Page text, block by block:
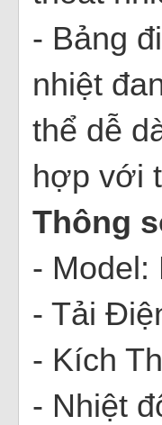
- Bảng
nhiệt
thể dễ
hợp với
Thông
- Model:
- Tải
- Kích
- Nhiệt